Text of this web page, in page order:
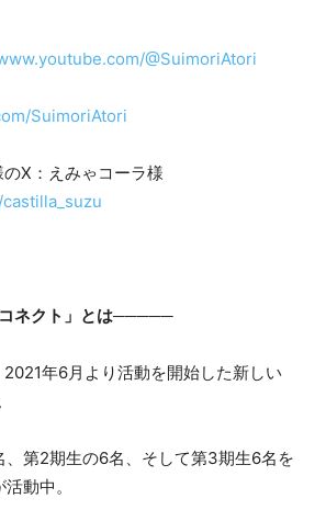
@SuimoriAtori
SuimoriAtori
X：えみゃコーラ様
ネクト」とは─────
2021年6月より活動を開始した新しい
、第2期生の6名、そして第3期生6名を
活動中。